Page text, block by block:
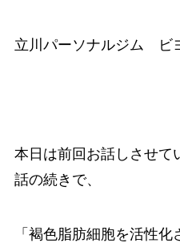
立川パーソナルジム ビ
本日は前回お話しさせて
話の続きで、
「褐色脂肪細胞を活性